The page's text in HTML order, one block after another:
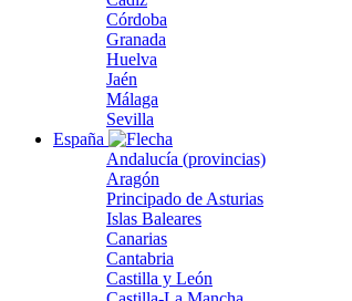
Córdoba
Granada
Huelva
Jaén
Málaga
Sevilla
España
Andalucía (provincias)
Aragón
Principado de Asturias
Islas Baleares
Canarias
Cantabria
Castilla y León